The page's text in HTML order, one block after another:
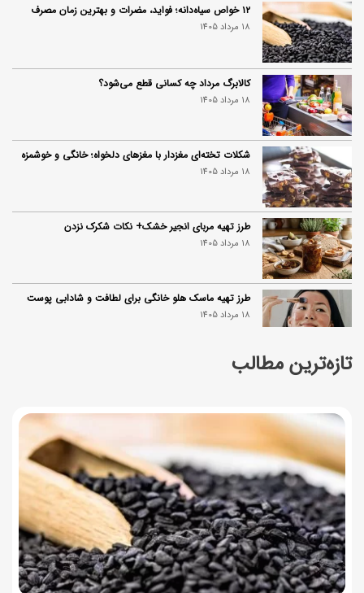
تازه‌ترین مطالب
۱۲ خواص سیاه‌دانه؛ فواید، مضرات و بهترین زمان مصرف
18 مرداد 1405
کالابرگ مرداد چه کسانی قطع می‌شود؟
18 مرداد 1405
شکلات تخته‌ای مغزدار با مغزهای دلخواه؛ خانگی و خوشمزه
18 مرداد 1405
طرز تهیه مربای انجیر خشک+ نکات شکرک نزدن
18 مرداد 1405
طرز تهیه ماسک هلو خانگی برای لطافت و شادابی پوست
18 مرداد 1405
زمان واریز و مبلغ کالابرگ مرداد ۱۴۰۵
18 مرداد 1405
راهنمای اعتراض به کالابرگ مرداد ۱۴۰۵ + شماره پشتیبانی
18 مرداد 1405
گردو را با چه دستگاهی آسیاب کنیم که روغن نیندازد؟